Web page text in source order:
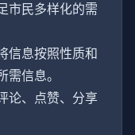
市民多样化的需
信息按照性质和
信息。
论、点赞、分享